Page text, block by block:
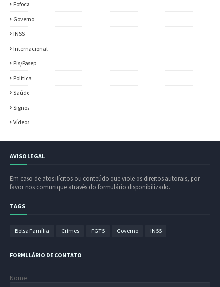
Fofoca
Governo
INSS
Internacional
Pis/Pasep
Política
Saúde
Signos
Vídeos
AVISO LEGAL
Em caso de atos ilícitos ou conteúdo que viole os direitos autorais, por
favor nos comunique através do formulário disponibilizado.
TAGS
Bolsa Família Crimes FGTS Governo INSS
FORMULÁRIO DE CONTATO
Nome